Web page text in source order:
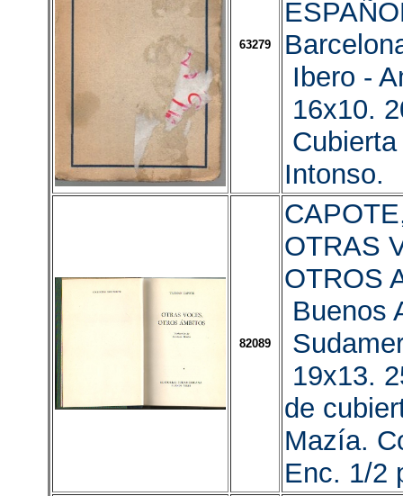
63279
Ibero -
16x10.
Intonso.
82089
OTRAS
OTROS
Buenos
19x13.
de
Mazía.
Enc. 1/2